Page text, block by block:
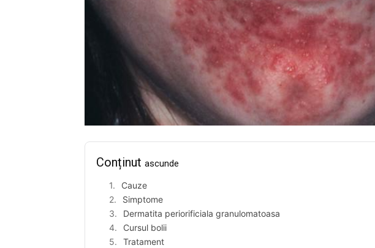
Conținut ascunde
Cauze
Simptome
Dermatita periorificiala granulomatoasa
Cursul bolii
Tratament